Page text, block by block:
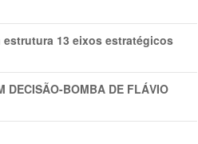
estrutura 13 eixos estratégicos
DECISÃO-BOMBA DE FLÁVIO